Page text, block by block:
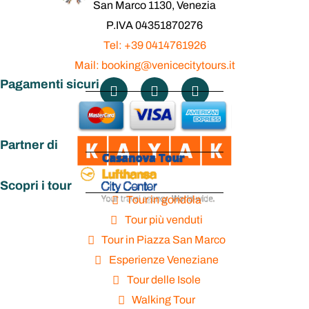
San Marco 1130, Venezia
P.IVA 04351870276
Tel: +39 0414761926
Mail: booking@venicecitytours.it
Pagamenti sicuri
Partner di
Scopri i tour
Tour in gondola
Tour più venduti
Tour in Piazza San Marco
Esperienze Veneziane
Tour delle Isole
Walking Tour